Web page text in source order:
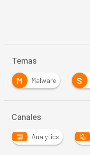
Temas
M
Malware S
Canales
Analytics